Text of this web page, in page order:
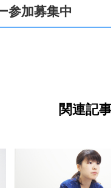
参加募集中
関連記